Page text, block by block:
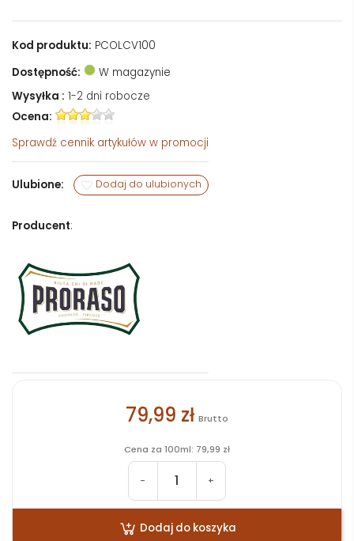
Kod produktu: PCOLCV100
Dostępność:
W magazynie
Wysyłka : 1-2 dni robocze
Ocena:
Sprawdź cennik artykułów w promocji
Ulubione: Dodaj do ulubionych
Producent:
79,99 zł Brutto
Cena za 100ml: 79,99 zł
- +
Dodaj do koszyka